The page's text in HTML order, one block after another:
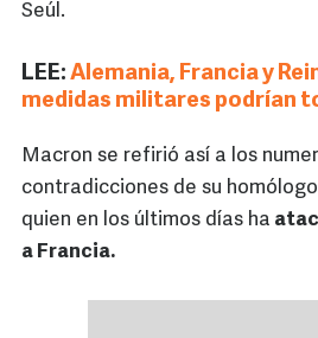
Seúl.
LEE: Alemania, Francia y
medidas militares podrían
Macron se refirió así a los
contradicciones de su
quien en los últimos días ha
a Francia.